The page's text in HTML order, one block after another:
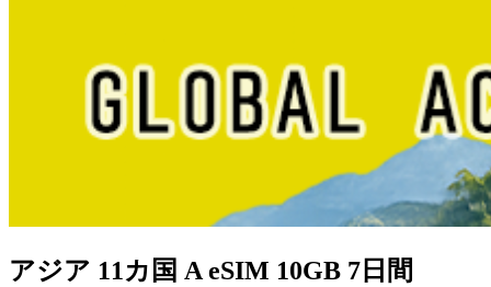
アジア 11カ国 A eSIM 10GB 7日間